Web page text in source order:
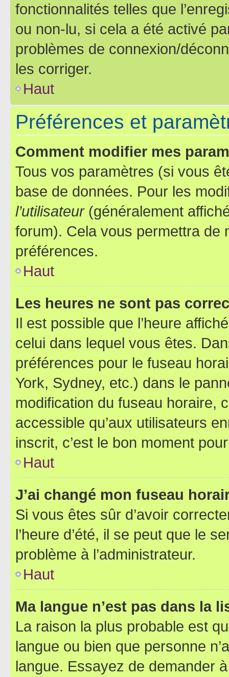
fonctionnalités telles que
ou non-lu, si cela a été activé
problèmes de connexion/
les corriger.
Haut
Préférences et
Comment modifier mes
Tous vos paramètres (si vous
base de données. Pour les
l’utilisateur(généralement
forum). Cela vous permettra de
préférences.
Haut
Les heures ne sont pas
Il est possible que l’heure
celui dans lequel vous êtes.
préférences pour le fuseau
York, Sydney, etc.) dans le
modification du fuseau horaire,
accessible qu’aux utilisateurs
inscrit, c’est le bon moment
Haut
J’ai changé mon fuseau
Si vous êtes sûr d’avoir
l’heure d’été, il se peut que le
problème à l’administrateur.
Haut
Ma langue n’est pas dans la
La raison la plus probable est
langue ou bien que personne
langue. Essayez de demander